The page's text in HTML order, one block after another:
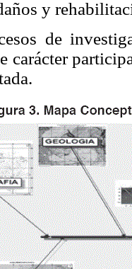
y
de
carácter